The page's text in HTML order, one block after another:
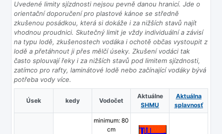
Uvedené limity sjízdnosti nejsou pevně danou hranicí. Jde o
orientační doporučení pro plastové kánoe se středně
zkušenou posádkou, která si dokáže i za nižších stavů najít
vhodnou proudnici. Skutečný limit je vždy individuální a závisí
na typu lodě, zkušenostech vodáka i ochotě občas vystoupit z
lodě a přetáhnout ji přes mělčí úseky. Zkušení vodáci tak
často splouvají řeky i za nižších stavů pod limitem sjízdnosti,
zatímco pro rafty, laminátové lodě nebo začínající vodáky bývá
potřeba vody více.
Úsek kedy Vodočet
Aktuálne
SHMU
Aktuálna
splavnosť
minimum: 80
cm